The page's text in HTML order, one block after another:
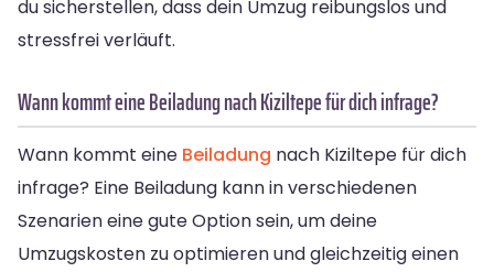
du sicherstellen, dass dein Umzug reibungslos und
stressfrei verläuft.
Wann kommt eine Beiladung nach Kiziltepe für dich infrage?
Wann kommt eine Beiladung nach Kiziltepe für dich
infrage? Eine Beiladung kann in verschiedenen
Szenarien eine gute Option sein, um deine
Umzugskosten zu optimieren und gleichzeitig einen